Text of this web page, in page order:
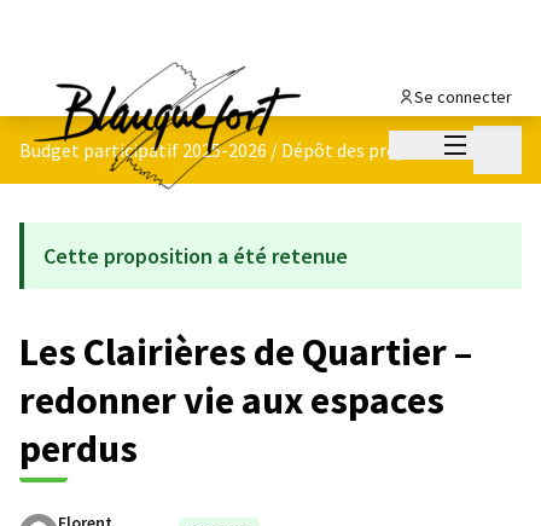
Menu
Se connecter
Budget participatif 2025-2026 / Dépôt des projets
Cette proposition a été retenue
Les Clairières de Quartier –
redonner vie aux espaces
perdus